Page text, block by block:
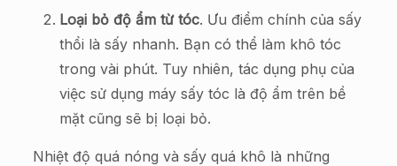
Loại bỏ độ ẩm từ tóc. Ưu điểm chính của sấy
thổi là sấy nhanh. Bạn có thể làm khô tóc
trong vài phút. Tuy nhiên, tác dụng phụ của
việc sử dụng máy sấy tóc là độ ẩm trên bề
mặt cũng sẽ bị loại bỏ.
Nhiệt độ quá nóng và sấy quá khô là những